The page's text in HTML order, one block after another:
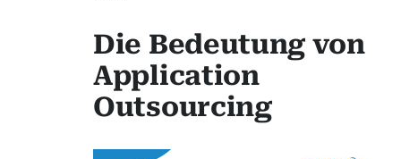
Die Bedeutung von
Application
Outsourcing